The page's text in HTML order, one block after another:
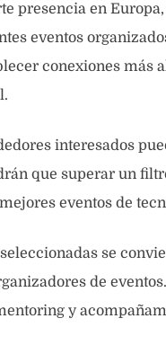
presencia en
eventos
conexiones más
interesados
que superar un
eventos de
se
de
y